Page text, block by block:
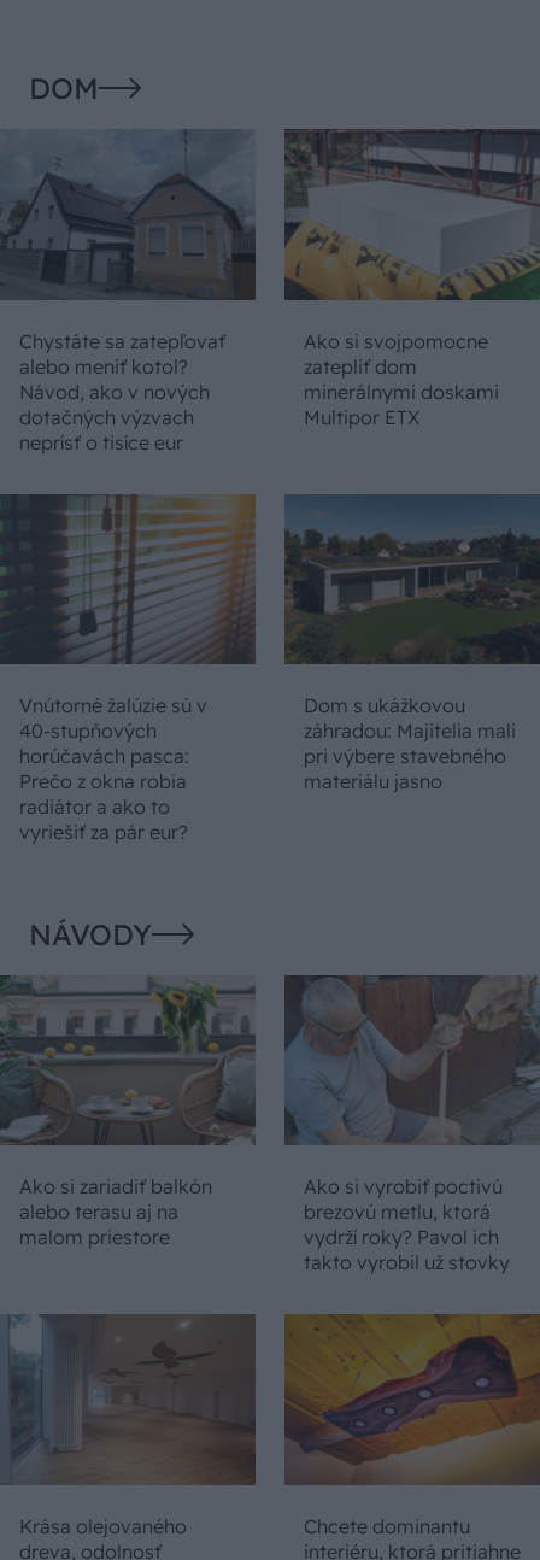
DOM
Chystáte sa zatepľovať
alebo meniť kotol?
Návod, ako v nových
dotačných výzvach
neprísť o tisíce eur
Ako si svojpomocne
zatepliť dom
minerálnymi doskami
Multipor ETX
Vnútorné žalúzie sú v
40-stupňových
horúčavách pasca:
Prečo z okna robia
radiátor a ako to
vyriešiť za pár eur?
Dom s ukážkovou
záhradou: Majitelia mali
pri výbere stavebného
materiálu jasno
NÁVODY
Ako si zariadiť balkón
alebo terasu aj na
malom priestore
Ako si vyrobiť poctivú
brezovú metlu, ktorá
vydrží roky? Pavol ich
takto vyrobil už stovky
Krása olejovaného
dreva, odolnosť
Chcete dominantu
interiéru, ktorá pritiahne